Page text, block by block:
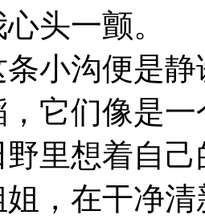
头一颤。
沟便是静
它们像是
里想着自
，在干净